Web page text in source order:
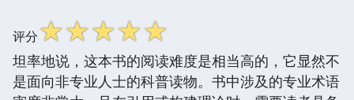
评分☆☆☆☆☆
坦率地说，这本书的阅读难度是相当高的，它显然不
是面向非专业人士的科普读物。书中涉及的专业术语